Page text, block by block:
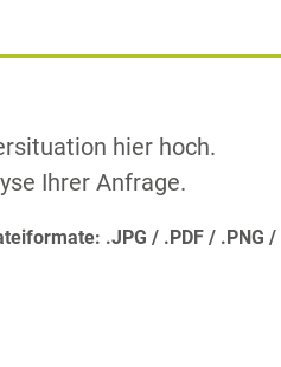
hier hoch.
Ihrer Anfrage.
.JPG .PDF .PNG